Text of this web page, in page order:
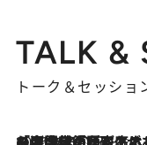
TALK &
トーク＆セッショ